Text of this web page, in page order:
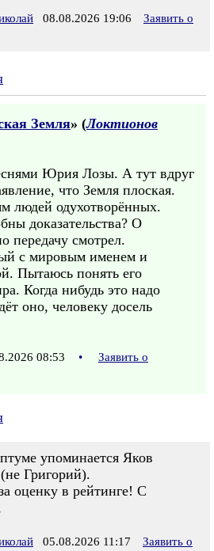
08.08.2026 19:06
Заявить о
Земля» (Локтионов
Юрия Лозы. А тут вдруг
что Земля плоская.
людей одухотворённых.
доказательства? О
передачу смотрел.
с мировым именем и
Пытаюсь понять его
Когда нибудь это надо
оно, человеку досель
08:53 •
Заявить о
упоминается Яков
Григорий).
оценку в рейтинге! С
05.08.2026 11:17
Заявить о